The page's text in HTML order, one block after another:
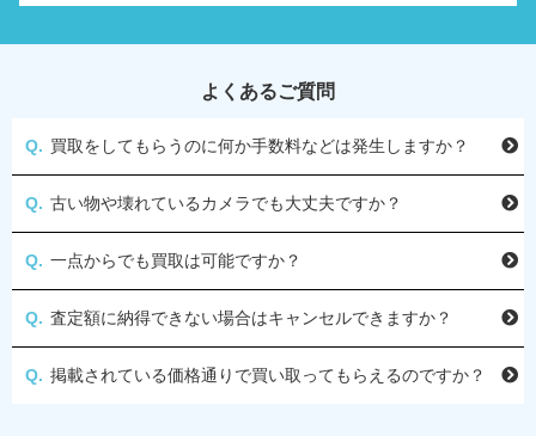
よくあるご質問
買取をしてもらうのに何か手数料などは発生しますか？
古い物や壊れているカメラでも大丈夫ですか？
一点からでも買取は可能ですか？
査定額に納得できない場合はキャンセルできますか？
掲載されている価格通りで買い取ってもらえるのですか？